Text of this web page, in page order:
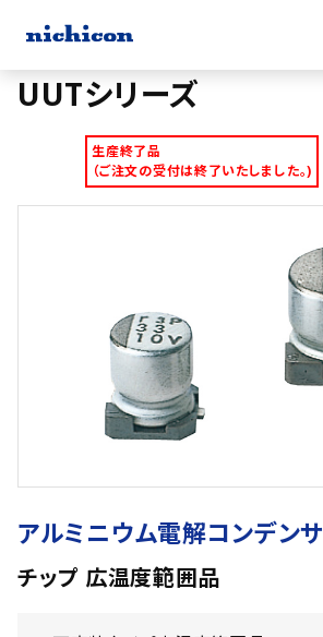
UUTシリーズ
生産終了品
（ご注文の受付は終了いたしました。)
アルミニウム電解コンデンサ
チップ 広温度範囲品